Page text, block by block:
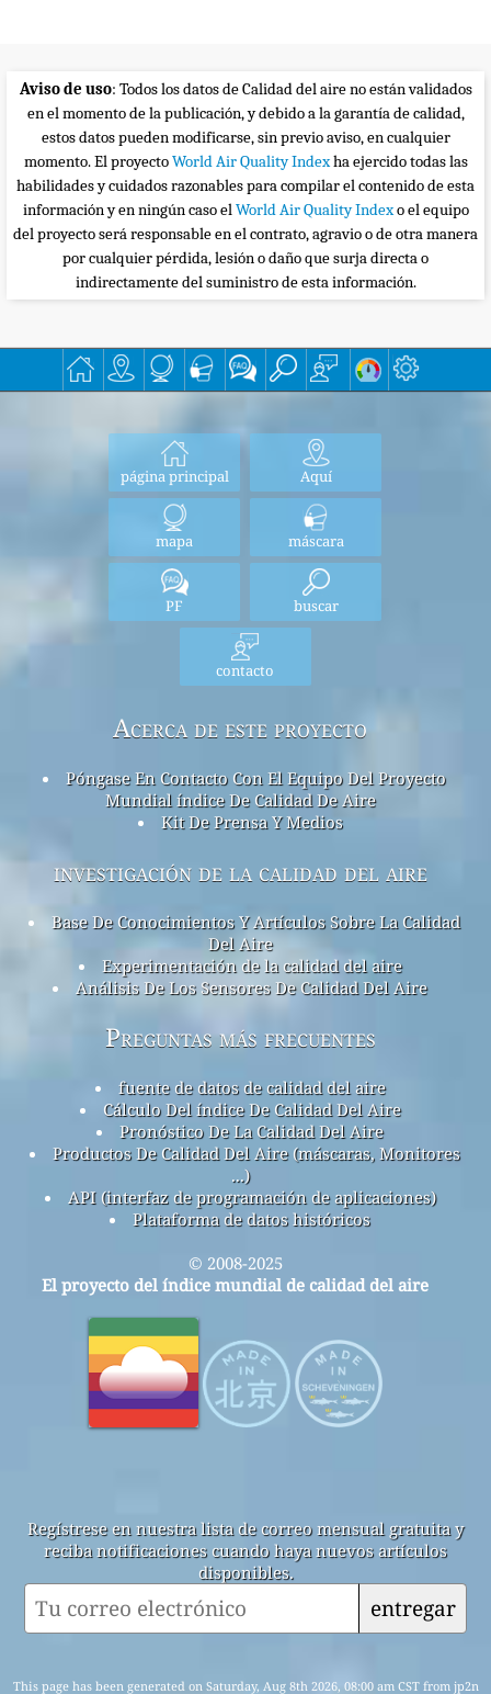
Aviso de uso: Todos los datos de Calidad del aire no están validados
en el momento de la publicación, y debido a la garantía de calidad,
estos datos pueden modificarse, sin previo aviso, en cualquier
momento. El proyectoWorld Air Quality Indexha ejercido todas las
habilidades y cuidados razonables para compilar el contenido de esta
información y en ningún caso elWorld Air Quality Indexo el equipo
del proyecto será responsable en el contrato, agravio o de otra manera
por cualquier pérdida, lesión o daño que surja directa o
indirectamente del suministro de esta información.
página principal Aquí
mapa máscara
PF buscar
contacto
Acerca de este proyecto
Póngase En Contacto Con El Equipo Del Proyecto
Mundial índice De Calidad De Aire
Kit De Prensa Y Medios
investigación de la calidad del aire
Base De Conocimientos Y Artículos Sobre La Calidad
Del Aire
Experimentación de la calidad del aire
Análisis De Los Sensores De Calidad Del Aire
Preguntas más frecuentes
fuente de datos de calidad del aire
Cálculo Del índice De Calidad Del Aire
Pronóstico De La Calidad Del Aire
Productos De Calidad Del Aire (máscaras, Monitores
...)
API (interfaz de programación de aplicaciones)
Plataforma de datos históricos
© 2008-2025
El proyecto del índice mundial de calidad del aire
Regístrese en nuestra lista de correo mensual gratuita y
reciba notificaciones cuando haya nuevos artículos
disponibles.
entregar
This page has been generated on Saturday, Aug 8th 2026, 08:00 am CST from jp2n